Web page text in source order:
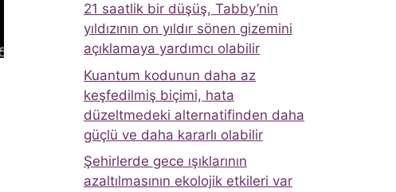
21 saatlik bir düşüş, Tabby’nin
yıldızının on yıldır sönen gizemini
açıklamaya yardımcı olabilir
Kuantum kodunun daha az
keşfedilmiş biçimi, hata
düzeltmedeki alternatifinden daha
güçlü ve daha kararlı olabilir
Şehirlerde gece ışıklarının
azaltılmasının ekolojik etkileri var